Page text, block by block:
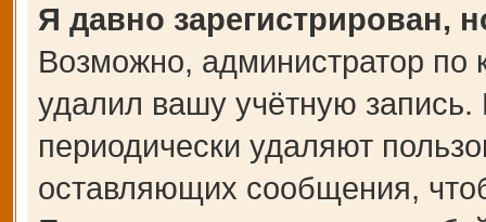
Я давно зарегистрирован,
Возможно, администратор по
удалил вашу учётную
периодически удаляют
оставляющих сообщения,